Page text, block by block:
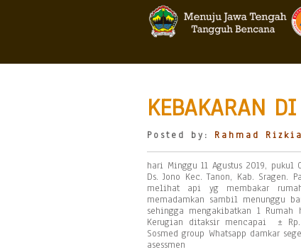
KEBAKARAN
Posted by: Rahmad
hari Minggu 11 Agustus 2019,
Ds. Jono Kec. Tanon, Kab.
melihat api yg membakar
memadamkan sambil menunggu
sehingga mengakibatkan 1
Kerugian ditaksir mencapai ±
Sosmed group Whatsapp damkar
asessmen